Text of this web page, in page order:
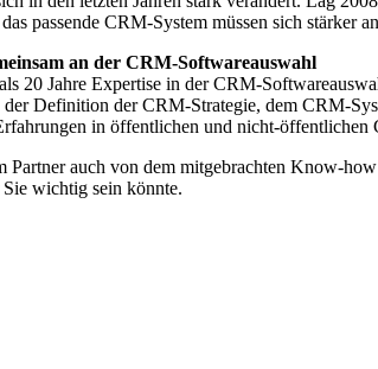
passende CRM-System müssen sich stärker
an der CRM-Softwareauswahl
20 Jahre Expertise in der CRM-
Definition der CRM-Strategie, dem CRM-
in öffentlichen und nicht-
Partner auch von dem mitgebrachten Know-
wichtig sein könnte.